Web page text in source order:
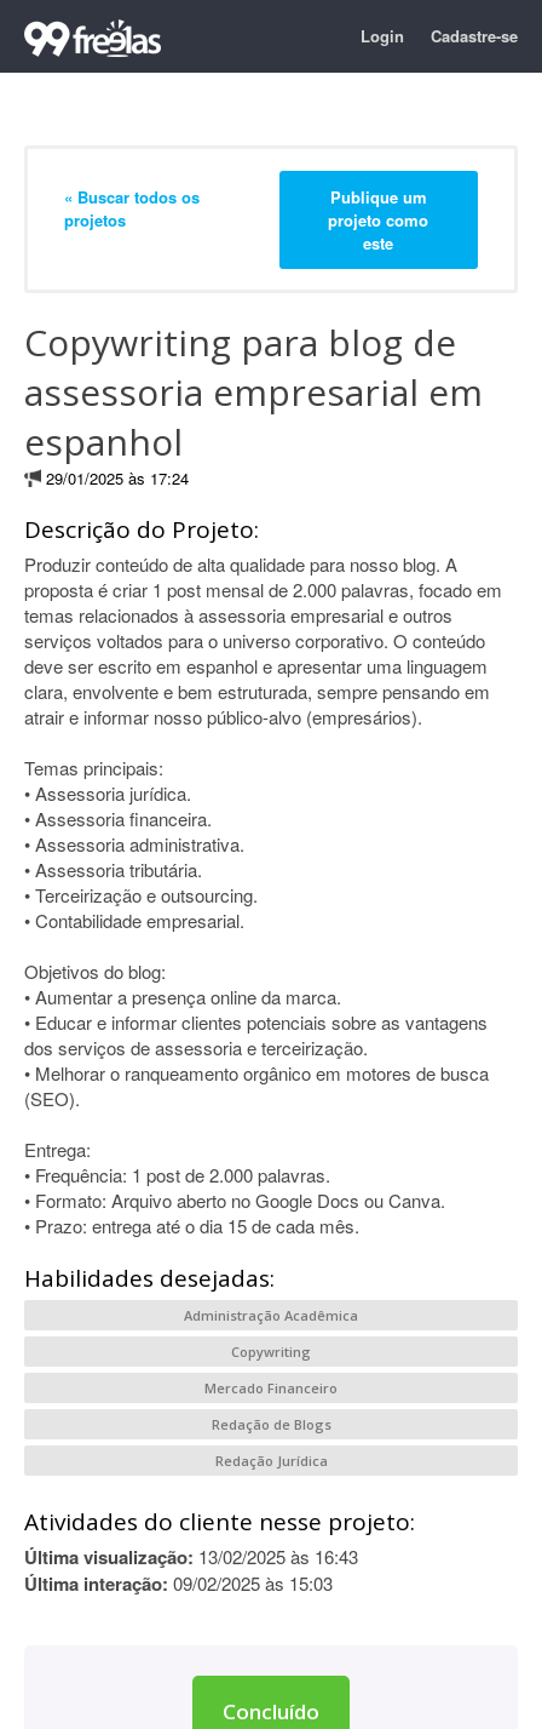
Login Cadastre-se
« Buscar todos os
projetos
Publique um
projeto como
este
Copywriting para blog de
assessoria empresarial em
espanhol
29/01/2025 às 17:24
Descrição do Projeto:
Produzir conteúdo de alta qualidade para nosso blog. A
proposta é criar 1 post mensal de 2.000 palavras, focado em
temas relacionados à assessoria empresarial e outros
serviços voltados para o universo corporativo. O conteúdo
deve ser escrito em espanhol e apresentar uma linguagem
clara, envolvente e bem estruturada, sempre pensando em
atrair e informar nosso público-alvo (empresários).
Temas principais:
• Assessoria jurídica.
• Assessoria financeira.
• Assessoria administrativa.
• Assessoria tributária.
• Terceirização e outsourcing.
• Contabilidade empresarial.
Objetivos do blog:
• Aumentar a presença online da marca.
• Educar e informar clientes potenciais sobre as vantagens
dos serviços de assessoria e terceirização.
• Melhorar o ranqueamento orgânico em motores de busca
(SEO).
Entrega:
• Frequência: 1 post de 2.000 palavras.
• Formato: Arquivo aberto no Google Docs ou Canva.
• Prazo: entrega até o dia 15 de cada mês.
Habilidades desejadas:
Administração Acadêmica
Copywriting
Mercado Financeiro
Redação de Blogs
Redação Jurídica
Atividades do cliente nesse projeto:
Última visualização: 13/02/2025 às 16:43
Última interação: 09/02/2025 às 15:03
Concluído